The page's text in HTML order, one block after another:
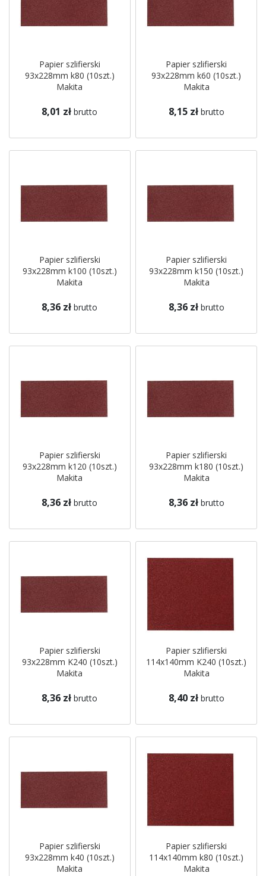
Papier szlifierski
93x228mm k80 (10szt.)
Makita
8,01 zł brutto
Papier szlifierski
93x228mm k60 (10szt.)
Makita
8,15 zł brutto
Papier szlifierski
93x228mm k100 (10szt.)
Makita
8,36 zł brutto
Papier szlifierski
93x228mm k150 (10szt.)
Makita
8,36 zł brutto
Papier szlifierski
93x228mm k120 (10szt.)
Makita
8,36 zł brutto
Papier szlifierski
93x228mm k180 (10szt.)
Makita
8,36 zł brutto
Papier szlifierski
93x228mm K240 (10szt.)
Makita
8,36 zł brutto
Papier szlifierski
114x140mm K240 (10szt.)
Makita
8,40 zł brutto
Papier szlifierski
93x228mm k40 (10szt.)
Makita
Papier szlifierski
114x140mm k80 (10szt.)
Makita